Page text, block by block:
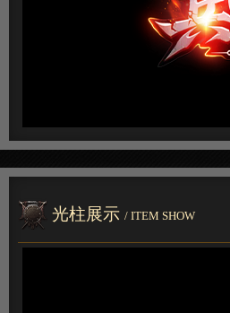
光柱展示 / ITEM SHOW